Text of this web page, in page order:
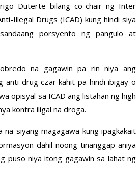
Duterte bilang co-chair ng Inter
Illegal Drugs (ICAD) kung hindi siya
porsyento ng pangulo at
na gagawin pa rin niya ang
anti drug czar kahit pa hindi ibigay o
opisyal sa ICAD ang listahan ng high
kontra iligal na droga.
na siyang magagawa kung ipagkakait
dahil noong tinanggap aniya
puso niya itong gagawin sa lahat ng